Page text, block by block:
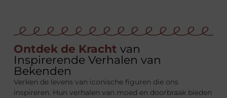
Ontdek de Kracht van
Inspirerende Verhalen van
Bekenden
Verken de levens van iconische figuren die ons
inspireren. Hun verhalen van moed en doorbraak bieden